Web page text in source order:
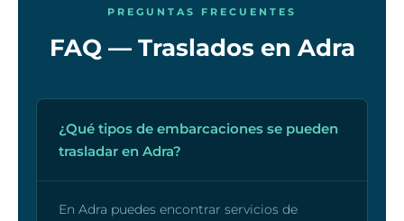
PREGUNTAS FRECUENTES
FAQ — Traslados en Adra
¿Qué tipos de embarcaciones se pueden
trasladar en Adra?
En Adra puedes encontrar servicios de